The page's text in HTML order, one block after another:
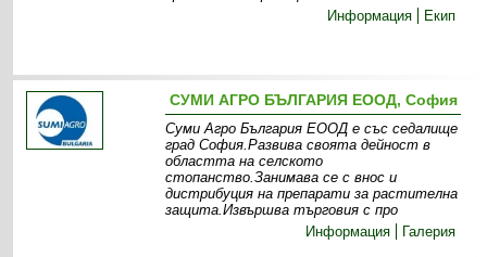
Информация
Екип
СУМИ АГРО БЪЛГАРИЯ EООД, София
Суми Агро България ЕООД е със седалище
град София.Развива своята дейност в
областта на селското
стопанство.Занимава се с внос и
дистрибуция на препарати за растителна
защита.Извършва търговия с про
Информация
Галерия